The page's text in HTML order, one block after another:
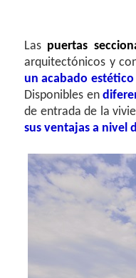
Las puertas
arquitectónicos y
un acabado
Disponibles en
de entrada de la
sus ventajas a nivel